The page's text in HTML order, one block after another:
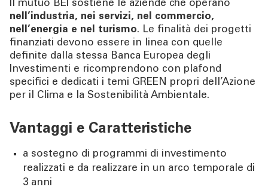
Il mutuo BEI sostiene le aziende che operano
nell’industria, nei servizi, nel commercio,
nell’energia e nel turismo. Le finalità dei progetti
finanziati devono essere in linea con quelle
definite dalla stessa Banca Europea degli
Investimenti e ricomprendono con plafond
specifici e dedicati i temi GREEN propri dell’Azione
per il Clima e la Sostenibilità Ambientale.
Vantaggi e Caratteristiche
a sostegno di programmi di investimento
realizzati e da realizzare in un arco temporale di
3 anni